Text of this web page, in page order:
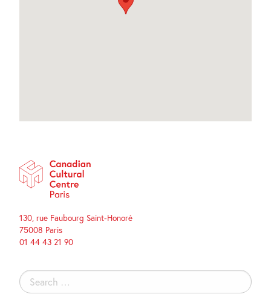
130, rue Faubourg Saint-Honoré
75008 Paris
01 44 43 21 90
Search
for: